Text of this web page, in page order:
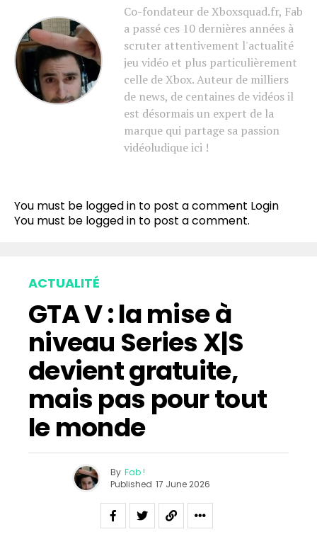
Co-fondateur de Xboxsquad.fr, Fab
a passé ces 10 dernières années à
scruter attentivement l'actualité
jeu vidéo et plus particulièrement
celle de Xbox. Auteur de milliers
de news, de centaines de vidéos il
est désormais un expert de la
marque qui partage sa passion
vidéoludique ici !
You must be logged in to post a comment Login
You must be logged in to post a comment.
ACTUALITÉ
GTA V : la mise à
niveau Series X|S
devient gratuite,
mais pas pour tout
le monde
By Fab !
Published 17 June 2026